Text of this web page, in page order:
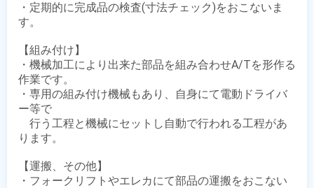
・定期的に完成品の検査(寸法チェック)をおこないま
す。
【組み付け】
・機械加工により出来た部品を組み合わせA/Tを形作る
作業です。
・専用の組み付け機械もあり、自身にて電動ドライバ
ー等で
行う工程と機械にセットし自動で行われる工程があ
ります。
【運搬、その他】
・フォークリフトやエレカにて部品の運搬をおこない